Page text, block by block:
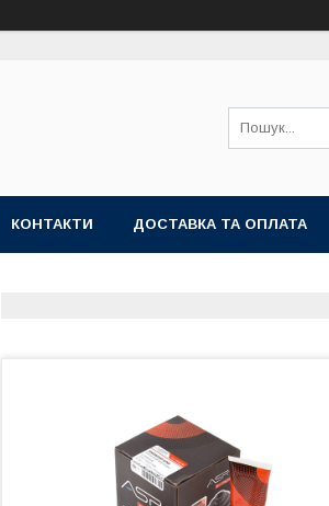
КОНТАКТИ ДОСТАВКА ТА ОПЛАТА